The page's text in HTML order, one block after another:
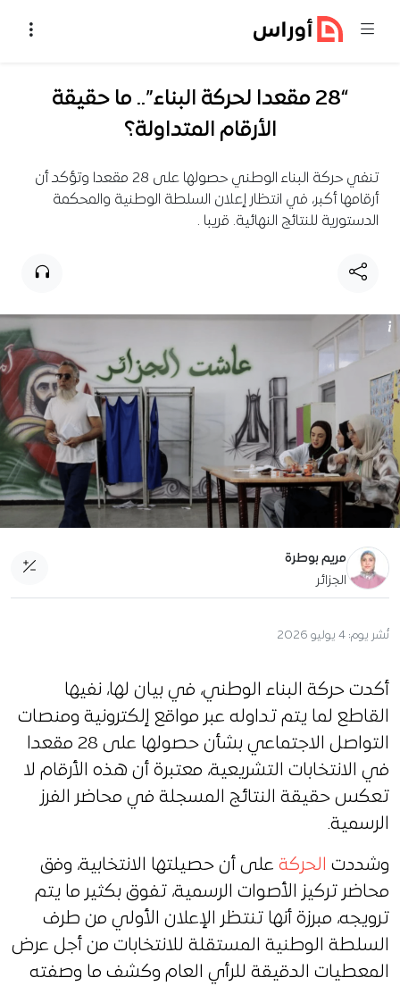
“28 مقعدا لحركة البناء”.. ما حقيقة
الأرقام المتداولة؟
تنفي حركة البناء الوطني حصولها على 28 مقعدا وتؤكد أن
أرقامها أكبر، في انتظار إعلان السلطة الوطنية والمحكمة
الدستورية للنتائج النهائية. قريبا .
مريم بوطرة
الجزائر
نُشر يوم: 4 يوليو 2026
أكدت حركة البناء الوطني، في بيان لها، نفيها
القاطع لما يتم تداوله عبر مواقع إلكترونية ومنصات
التواصل الاجتماعي بشأن حصولها على 28 مقعدا
في الانتخابات التشريعية، معتبرة أن هذه الأرقام لا
تعكس حقيقة النتائج المسجلة في محاضر الفرز
الرسمية.
وشددت الحركة على أن حصيلتها الانتخابية، وفق
محاضر تركيز الأصوات الرسمية، تفوق بكثير ما يتم
ترويجه، مبرزة أنها تنتظر الإعلان الأولي من طرف
السلطة الوطنية المستقلة للانتخابات من أجل عرض
المعطيات الدقيقة للرأي العام وكشف ما وصفته